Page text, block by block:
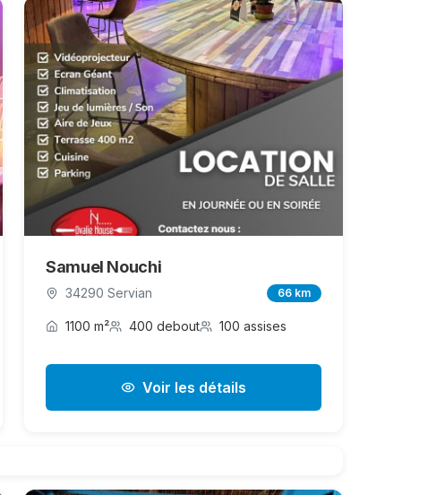
Samuel Nouchi
34290 Servian 66 km
1100 m² 400 debout 100 assises
Voir les détails